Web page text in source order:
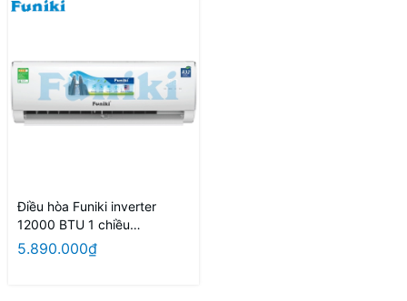
Điều hòa Funiki inverter
12000 BTU 1 chiều
HIC12TMU
5.890.000₫